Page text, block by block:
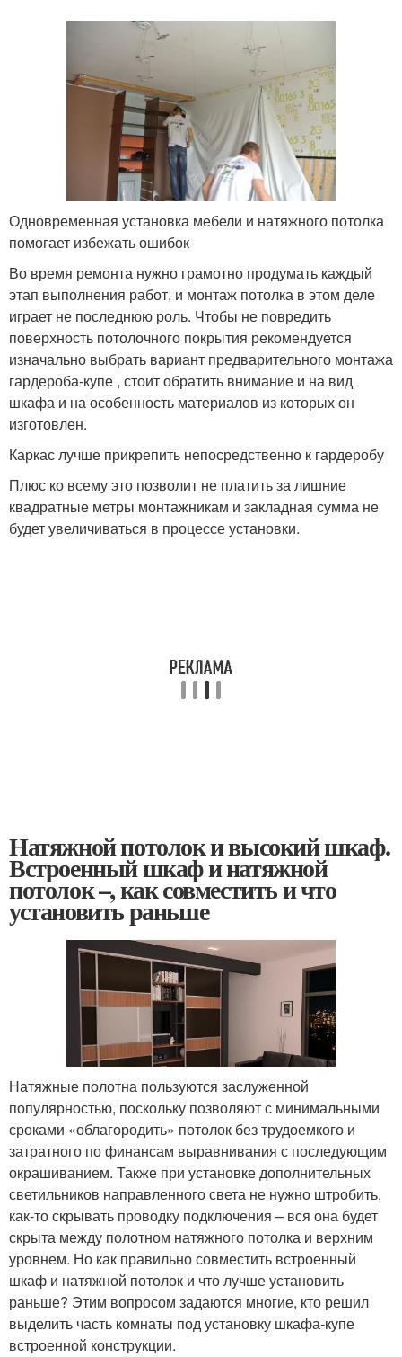
Одновременная установка мебели и натяжного потолка
помогает избежать ошибок
Во время ремонта нужно грамотно продумать каждый
этап выполнения работ, и монтаж потолка в этом деле
играет не последнюю роль. Чтобы не повредить
поверхность потолочного покрытия рекомендуется
изначально выбрать вариант предварительного монтажа
гардероба-купе , стоит обратить внимание и на вид
шкафа и на особенность материалов из которых он
изготовлен.
Каркас лучше прикрепить непосредственно к гардеробу
Плюс ко всему это позволит не платить за лишние
квадратные метры монтажникам и закладная сумма не
будет увеличиваться в процессе установки.
Натяжной потолок и высокий шкаф.
Встроенный шкаф и натяжной
потолок –, как совместить и что
установить раньше
Натяжные полотна пользуются заслуженной
популярностью, поскольку позволяют с минимальными
сроками «облагородить» потолок без трудоемкого и
затратного по финансам выравнивания с последующим
окрашиванием. Также при установке дополнительных
светильников направленного света не нужно штробить,
как-то скрывать проводку подключения – вся она будет
скрыта между полотном натяжного потолка и верхним
уровнем. Но как правильно совместить встроенный
шкаф и натяжной потолок и что лучше установить
раньше? Этим вопросом задаются многие, кто решил
выделить часть комнаты под установку шкафа-купе
встроенной конструкции.